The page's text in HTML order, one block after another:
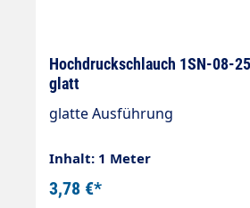
Hochdruckschlauch 1SN-08-
glatt
glatte Ausführung
Inhalt: 1 Meter
3,78 €*